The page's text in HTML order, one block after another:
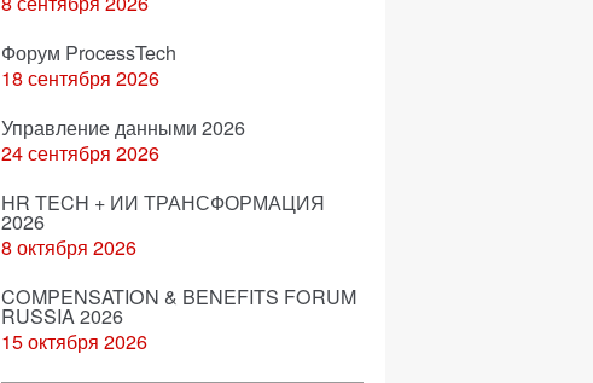
Форум ProcessTech
18 сентября 2026
Управление данными 2026
24 сентября 2026
HR TECH + ИИ ТРАНСФОРМАЦИЯ
2026
8 октября 2026
COMPENSATION & BENEFITS FORUM
RUSSIA 2026
15 октября 2026